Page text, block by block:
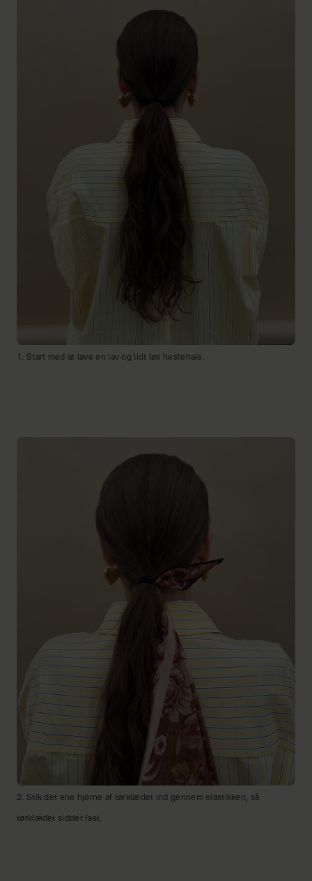
1. Start med at lave en lav og lidt løs hestehale.
2. Stik det ene hjørne af tørklædet ind gennem elastikken, så
tørklædet sidder fast.